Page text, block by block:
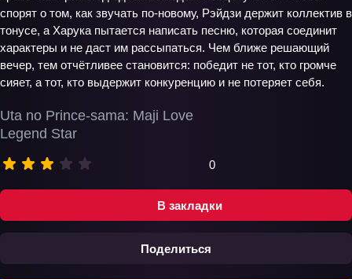
В закладки
Поделиться
Uta no Prince-sama: Maji Love
Legend Star
0
спорят о том, как звучать по‑новому, Рэйдзи держит коллектив в
тонусе, а Харука пытается написать песню, которая соединит
характеры и не даст им рассыпаться. Чем ближе решающий
вечер, тем отчётливее становится: победит не тот, кто громче
сияет, а тот, кто выдержит конкуренцию и не потеряет себя.